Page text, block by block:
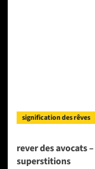
signification des rêves
rever des avocats
superstitions